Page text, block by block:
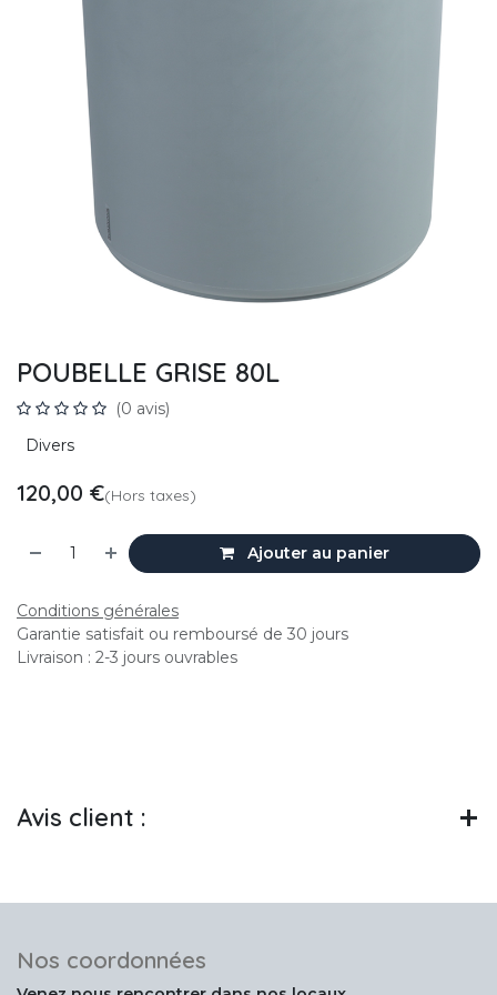
POUBELLE GRISE 80L
(0 avis)
Divers
120,00 €(Hors taxes)
Ajouter au panier
Conditions générales
Garantie satisfait ou remboursé de 30 jours
Livraison : 2-3 jours ouvrables
Avis client :
Nos coordonnées